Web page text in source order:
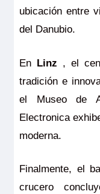
ubicación entre
del Danubio.
En Linz , el
tradición e
el Museo de
Electronica
moderna.
Finalmente, el
crucero